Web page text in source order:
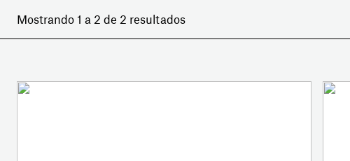
Mostrando 1 a 2 de 2 resultados